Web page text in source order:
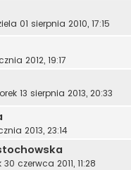
01 sierpnia 2010, 17:15
2012, 19:17
13 sierpnia 2013, 20:33
2013, 23:14
czerwca 2011, 11:28